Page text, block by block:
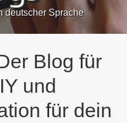
deutscher Sprache
Blog für
und
für dein